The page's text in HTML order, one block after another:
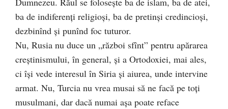
ba de indiferenţi religioşi, ba de pretinşi credincioşi,
dezbinînd şi punînd foc tuturor.
Nu, Rusia nu duce un „război sfînt” pentru apărarea
creştinismului, în general, şi a Ortodoxiei, mai ales,
ci îşi vede interesul în Siria şi aiurea, unde intervine
armat. Nu, Turcia nu vrea musai să ne facă pe toţi
musulmani, dar dacă numai aşa poate reface